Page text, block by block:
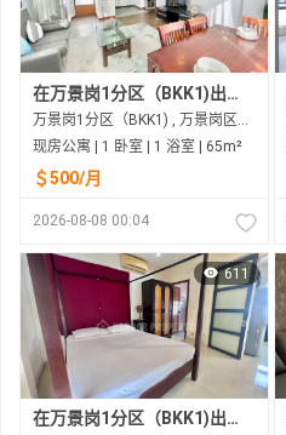
在万景岗1分区（BKK1)出租的现房公寓
万景岗1分区（BKK1) , 万景岗区（BKK) , 金边市
现房公寓 | 1 卧室 | 1 浴室 | 65m²
＄500/月
2026-08-08 00:04
611
在万景岗1分区（BKK1)出租的现房公寓